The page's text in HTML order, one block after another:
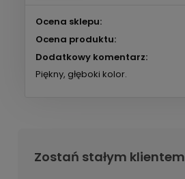
Ocena sklepu:
Ocena produktu:
Dodatkowy komentarz:
Piękny, głęboki kolor.
Zostań stałym klientem